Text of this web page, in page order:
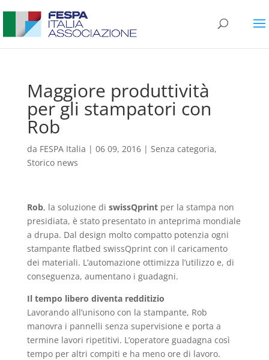
Maggiore produttività
per gli stampatori con
Rob
da FESPA Italia | 06 09, 2016| Senza categoria,
Storico news
Rob, la soluzione di swissQprintper la stampa non
presidiata, è stato presentato in anteprima mondiale
a drupa. Dal design molto compatto potenzia ogni
stampante flatbed swissQprint con il caricamento
dei materiali. L’automazione ottimizza l’utilizzo e, di
conseguenza, aumentano i guadagni.
Il tempo libero diventa redditizio
Lavorando all’unisono con la stampante, Rob
manovra i pannelli senza supervisione e porta a
termine lavori ripetitivi. L’operatore guadagna così
tempo per altri compiti e ha meno ore di lavoro.